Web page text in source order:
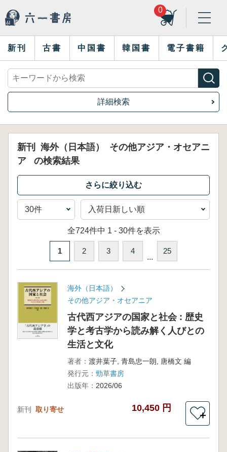
0
新刊 古書 中国書 韓国書 電子書籍
詳細検索
新刊 海外（日本語）
その他アジア・オセアニ
ア
の検索結果
全724件中 1 - 30件を表示
1 2 3 4
...
25
海外（日本語）
その他アジア・オセアニア
古代西アジアの国家と社会 : 歴史
学と考古学から読み解く人びとの
生活と文化
著者： 渡井葉子, 青島忠一朗, 唐橋文 編
発行元： 勁草書房
出版年： 2026/06
新刊 取り寄せ 10,450 円
＋